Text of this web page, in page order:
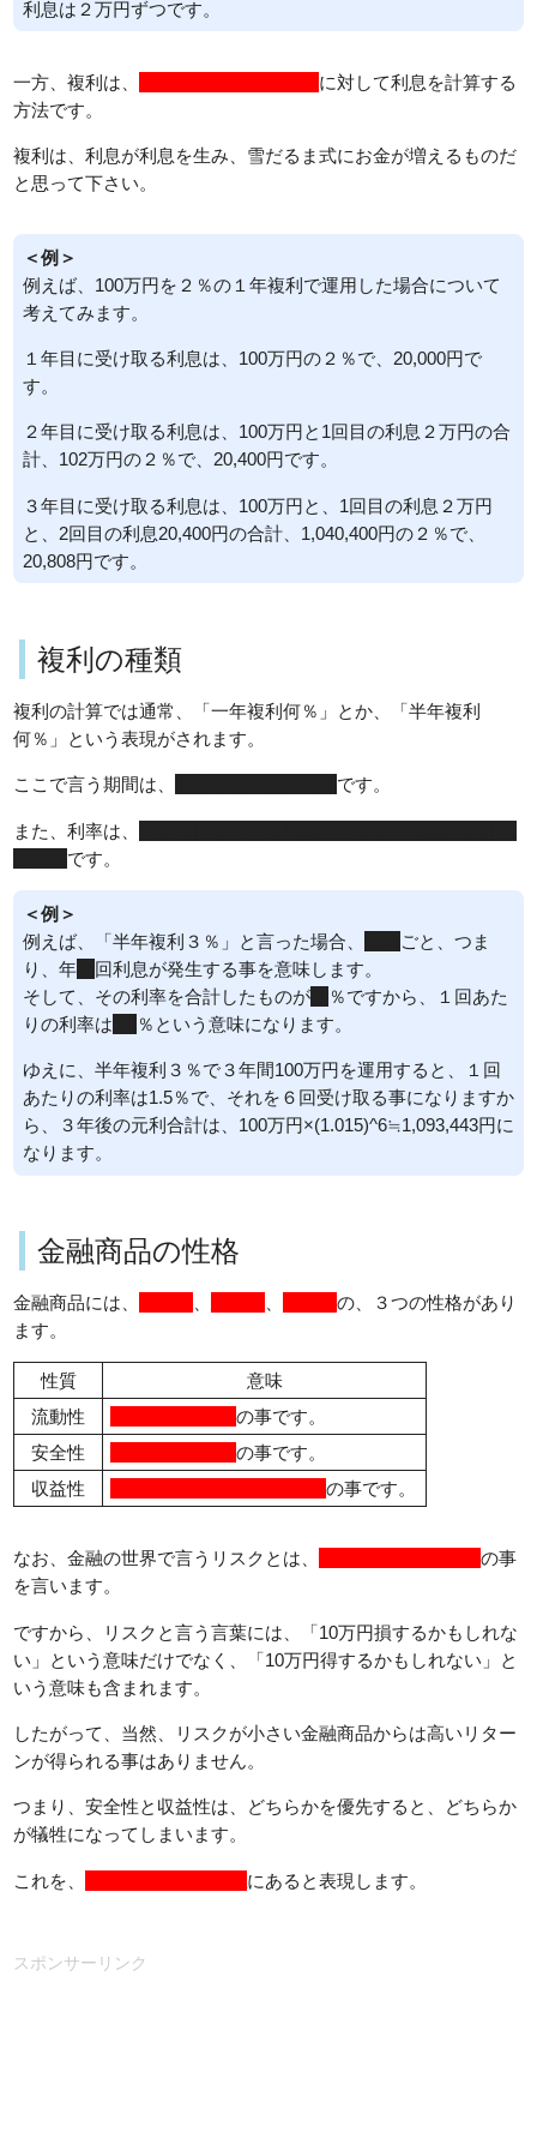
利息は２万円ずつです。
一方、複利は、
に対して利息を計算する
方法です。
複利は、利息が利息を生み、雪だるま式にお金が増えるものだ
と思って下さい。
＜例＞
例えば、100万円を２％の１年複利で運用した場合について
考えてみます。
１年目に受け取る利息は、100万円の２％で、20,000円で
す。
２年目に受け取る利息は、100万円と1回目の利息２万円の合
計、102万円の２％で、20,400円です。
３年目に受け取る利息は、100万円と、1回目の利息２万円
と、2回目の利息20,400円の合計、1,040,400円の２％で、
20,808円です。
複利の種類
複利の計算では通常、「一年複利何％」とか、「半年複利
何％」という表現がされます。
ここで言う期間は、 です。
また、利率は、
です。
＜例＞
例えば、「半年複利３％」と言った場合、
ごと、つま
り、年２ 回利息が発生する事を意味します。
そして、その利率を合計したものが３
％ですから、１回あた
りの利率は
％という意味になります。
ゆえに、半年複利３％で３年間100万円を運用すると、１回
あたりの利率は1.5％で、それを６回受け取る事になりますか
ら、３年後の元利合計は、100万円×(1.015)^6≒1,093,443円に
なります。
金融商品の性格
金融商品には、 収益性の、３つの性格があり
ます。
性質
意味
流動性
換金のしやすさの事です。
安全性
リスクの大きさの事です。
収益性
高い収益が得られる可能性の事です。
なお、金融の世界で言うリスクとは、 値動きの波の大きさの事
を言います。
ですから、リスクと言う言葉には、「10万円損するかもしれな
い」という意味だけでなく、「10万円得するかもしれない」と
いう意味も含まれます。
したがって、当然、リスクが小さい金融商品からは高いリター
ンが得られる事はありません。
つまり、安全性と収益性は、どちらかを優先すると、どちらか
が犠牲になってしまいます。
これを、 にあると表現します。
スポンサーリンク